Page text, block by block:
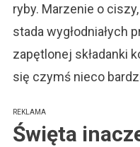
ryby. Marzenie o
stada wygłodniałych
zapętlonej składanki
się czymś nieco
REKLAMA
Święta